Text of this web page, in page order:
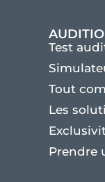
Test
Tout
Les
Prendre